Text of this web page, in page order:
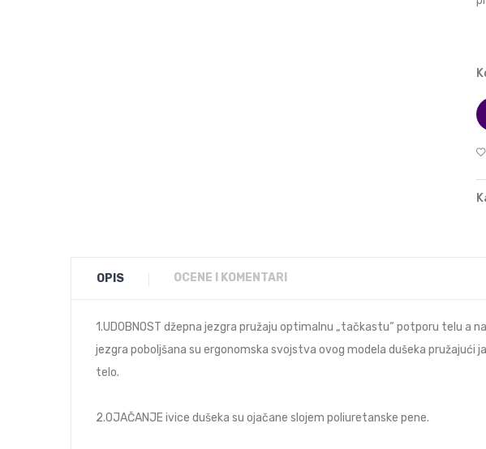
OPIS OCENE I KOMENTARI
1.UDOBNOST džepna jezgra pružaju optimalnu „tačkastu“ potporu telu
jezgra poboljšana su ergonomska svojstva ovog modela dušeka
telo.
2.OJAČANJE ivice dušeka su ojačane slojem poliuretanske pene.